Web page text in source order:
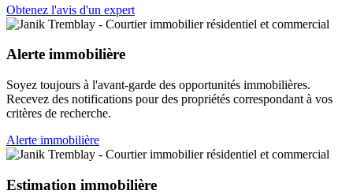
Obtenez l'avis d'un expert
Alerte immobilière
Soyez toujours à l'avant-garde des opportunités immobilières.
Recevez des notifications pour des propriétés correspondant à vos
critères de recherche.
Alerte immobilière
Estimation immobilière